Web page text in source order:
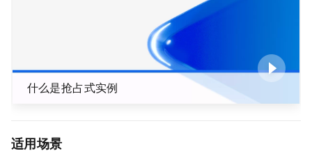
什么是抢占式实例
适用场景